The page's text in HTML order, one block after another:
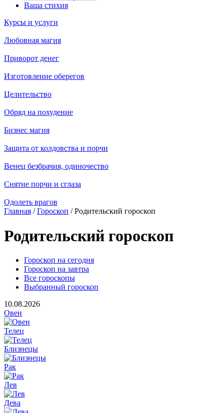
Ваша стихия
Курсы и услуги
Любовная магия
Приворот денег
Изготовление оберегов
Целительство
Обряд на похудение
Бизнес магия
Защита от колдовства и порчи
Венец безбрачия, одиночество
Снятие порчи и сглаза
Одолеть врагов
Главная /Гороскоп / Родительский гороскоп
Родительский гороскоп
Гороскоп на сегодня
Гороскоп на завтра
Все гороскопы
Выбранный гороскоп
10.08.2026
Овен
Телец
Близнецы
Рак
Лев
Дева